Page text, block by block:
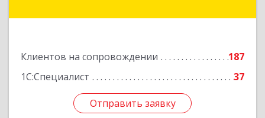
Клиентов на сопровождении
187
1С:Специалист
37
Отправить заявку
Отправить заявку